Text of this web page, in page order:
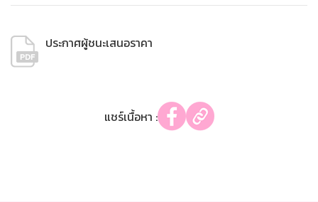
ประกาศผู้ชนะเสนอราคา
แชร์เนื้อหา :